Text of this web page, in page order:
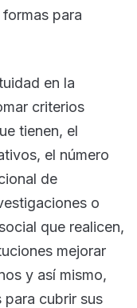
para
en la
criterios
tienen, el
el número
de
o
que realicen,
mejorar
y así mismo,
para cubrir sus